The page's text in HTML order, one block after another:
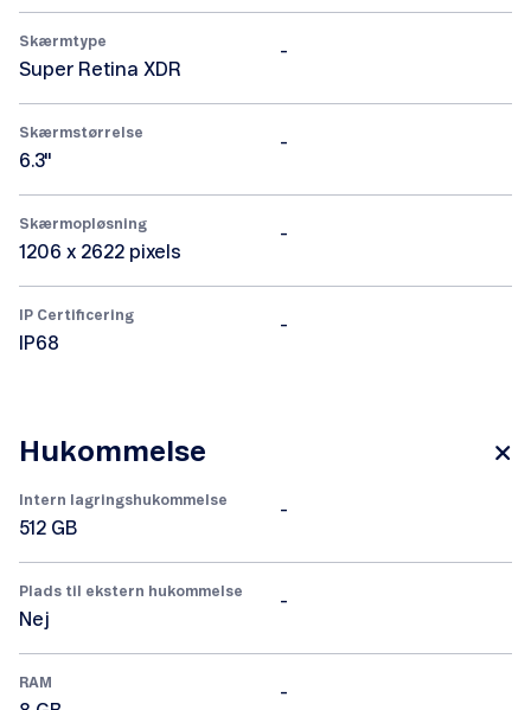
Skærmtype
Super Retina XDR
-
Skærmstørrelse
6.3"
-
Skærmopløsning
1206 x 2622 pixels
-
IP Certificering
IP68
-
Hukommelse
Intern lagringshukommelse
512 GB
-
Plads til ekstern hukommelse
Nej
-
RAM -